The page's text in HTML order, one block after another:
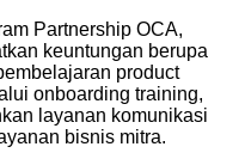
Partnership OCA,
keuntungan berupa
product
onboarding training,
layanan komunikasi
bisnis mitra.